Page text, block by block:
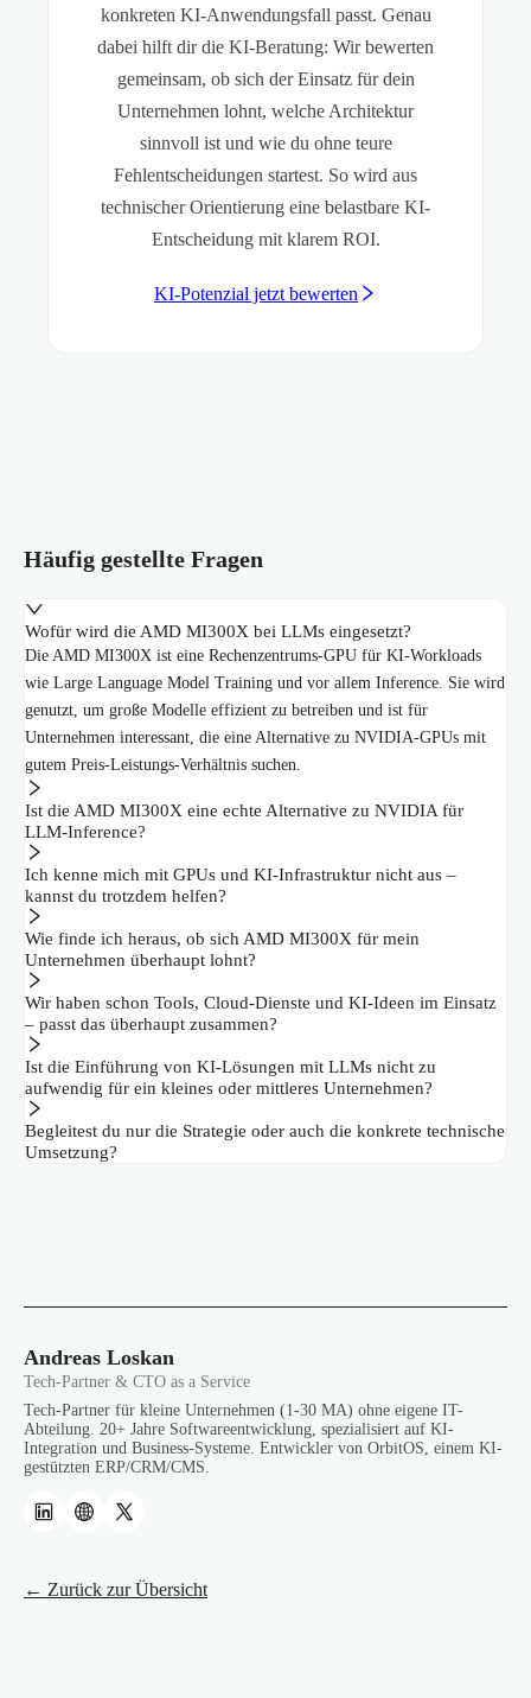
konkreten KI-Anwendungsfall passt. Genau
dabei hilft dir die KI-Beratung: Wir bewerten
gemeinsam, ob sich der Einsatz für dein
Unternehmen lohnt, welche Architektur
sinnvoll ist und wie du ohne teure
Fehlentscheidungen startest. So wird aus
technischer Orientierung eine belastbare KI-
Entscheidung mit klarem ROI.
KI-Potenzial jetzt bewerten
Häufig gestellte Fragen
Wofür wird die AMD MI300X bei LLMs eingesetzt?
Die AMD MI300X ist eine Rechenzentrums-GPU für KI-Workloads
wie Large Language Model Training und vor allem Inference. Sie wird
genutzt, um große Modelle effizient zu betreiben und ist für
Unternehmen interessant, die eine Alternative zu NVIDIA-GPUs mit
gutem Preis-Leistungs-Verhältnis suchen.
Ist die AMD MI300X eine echte Alternative zu NVIDIA für
LLM-Inference?
Ich kenne mich mit GPUs und KI-Infrastruktur nicht aus –
kannst du trotzdem helfen?
Wie finde ich heraus, ob sich AMD MI300X für mein
Unternehmen überhaupt lohnt?
Wir haben schon Tools, Cloud-Dienste und KI-Ideen im Einsatz
– passt das überhaupt zusammen?
Ist die Einführung von KI-Lösungen mit LLMs nicht zu
aufwendig für ein kleines oder mittleres Unternehmen?
Begleitest du nur die Strategie oder auch die konkrete technische
Umsetzung?
Andreas Loskan
Tech-Partner & CTO as a Service
Tech-Partner für kleine Unternehmen (1-30 MA) ohne eigene IT-
Abteilung. 20+ Jahre Softwareentwicklung, spezialisiert auf KI-
Integration und Business-Systeme. Entwickler von OrbitOS, einem KI-
gestützten ERP/CRM/CMS.
← Zurück zur Übersicht